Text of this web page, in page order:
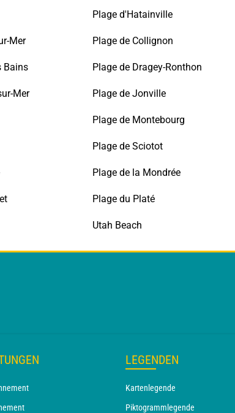
Plage d'Hatainville
Mer Plage de Collignon
Bains Plage de Dragey-Ronthon
Mer Plage de Jonville
Plage de Montebourg
Plage de Sciotot
Plage de la Mondrée
Plage du Platé
Utah Beach
LEGENDEN
Kartenlegende
Piktogrammlegende